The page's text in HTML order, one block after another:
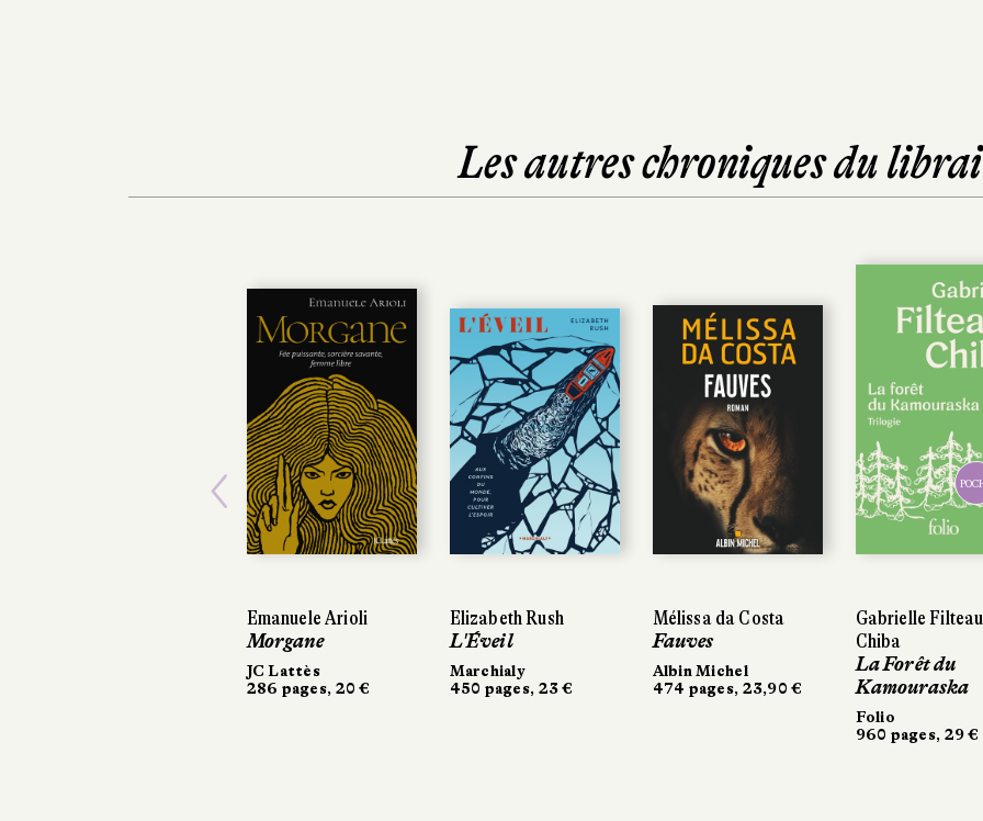
Les autres chroniques du
Emanuele Arioli
Morgane
JC Lattès
286 pages, 20 €
Elizabeth Rush
L'Éveil
Marchialy
450 pages, 23 €
Mélissa da Costa
Fauves
Albin Michel
474 pages, 23,90 €
POCHE
Gabrielle Filteau-
Chiba
La Forêt du
Kamouraska
Folio
960 pages, 29 €
Elizabeth Rush
L'Éveil
Marchialy
450 pages, 23 €
Mélissa da Costa
Fauves
Albin Michel
474 pages, 23,90 €
POCHE
Gabrielle Filteau-
Chiba
La Forêt du
Kamouraska
Folio
960 pages, 29 €
Previous